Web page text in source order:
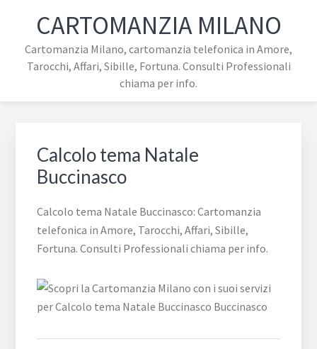
navigazione
primaria
contenuto
principale
footer
navigation
CARTOMANZIA MILANO
Cartomanzia Milano, cartomanzia telefonica in Amore,
Tarocchi, Affari, Sibille, Fortuna. Consulti Professionali
chiama per info.
Calcolo tema Natale
Buccinasco
Calcolo tema Natale Buccinasco: Cartomanzia
telefonica in Amore, Tarocchi, Affari, Sibille,
Fortuna. Consulti Professionali chiama per info.